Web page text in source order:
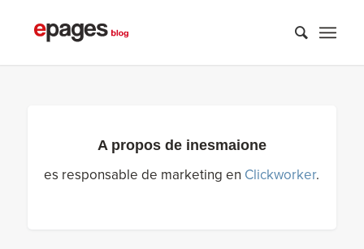
A propos de inesmaione
es responsable de marketing en Clickworker.